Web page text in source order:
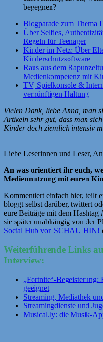
begegnen?
Blogparade zum Thema
Über Selfies,
Regeln für Teenager
Kinder im Netz: Über
Kinderschutzsoftware
Raus aus dem
Medienkompetenz mit
TV, Spielkonsole &
vernünftigen Haltung
Vielen Dank, liebe Anna, man
Artikeln sehr gut, dass man
Kinder doch ziemlich intensiv
Liebe Leserinnen und Leser,
An was orientiert ihr euch,
Mediennutzung mit euren
Kommentiert einfach hier, teilt
bloggt selbst darüber, twittert
eure Beiträge mit dem Hashtag
sie später unabhängig von der
Social Hub von SCHAU HIN!
Weiterführende Links
Interview:
„Fortnite“-Begeisterung:
geeignet
Streaming, Mediathek
Streamingdienste und
Musical.ly: die Musik-